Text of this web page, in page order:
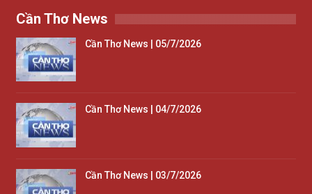
Cần Thơ News
Cần Thơ News | 05/7/2026
Cần Thơ News | 04/7/2026
Cần Thơ News | 03/7/2026